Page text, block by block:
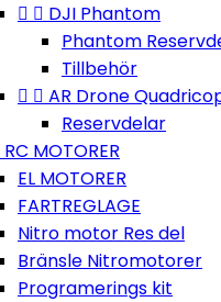
  DJI Phantom
Phantom
Tillbehör
  AR Drone
Reservdelar
RC MOTORER
EL MOTORER
FARTREGLAGE
Nitro motor Res del
Bränsle Nitromotorer
Programerings kit